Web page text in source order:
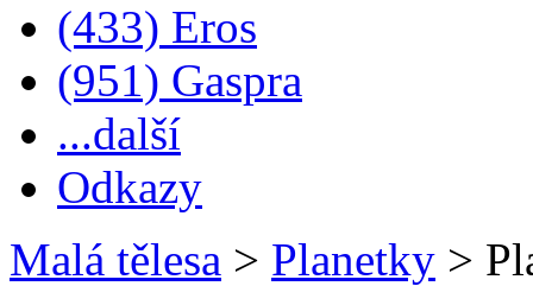
(433) Eros
(951) Gaspra
...další
Odkazy
Malá tělesa > Planetky >